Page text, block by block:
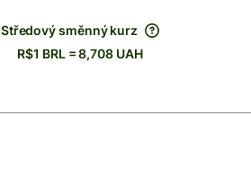
Středový směnný kurz
R$1 BRL = 8,708 UAH